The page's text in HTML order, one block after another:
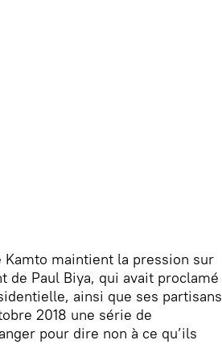
maintient la pression sur
de Paul Biya, qui avait proclamé
ainsi que ses partisans
2018 une série de
pour dire non à ce qu’ils